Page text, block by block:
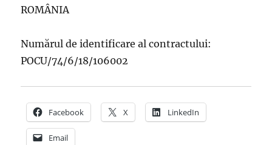
ROMÂNIA
Numărul de identificare al contractului:
POCU/74/6/18/106002
Facebook X LinkedIn
Email